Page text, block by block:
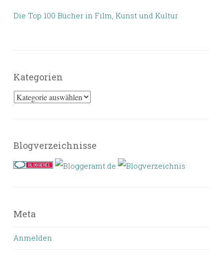
Die Top 100 Bücher in Film, Kunst und Kultur
Kategorien
Kategorien
Blogverzeichnisse
Meta
Anmelden